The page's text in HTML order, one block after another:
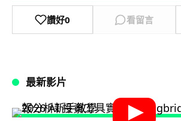
讚好0 看留言
最新影片